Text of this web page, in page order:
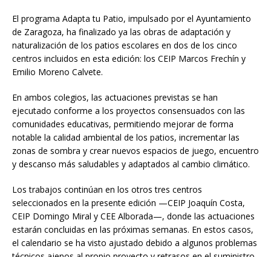
El programa Adapta tu Patio, impulsado por el Ayuntamiento
de Zaragoza, ha finalizado ya las obras de adaptación y
naturalización de los patios escolares en dos de los cinco
centros incluidos en esta edición: los CEIP Marcos Frechín y
Emilio Moreno Calvete.
En ambos colegios, las actuaciones previstas se han
ejecutado conforme a los proyectos consensuados con las
comunidades educativas, permitiendo mejorar de forma
notable la calidad ambiental de los patios, incrementar las
zonas de sombra y crear nuevos espacios de juego, encuentro
y descanso más saludables y adaptados al cambio climático.
Los trabajos continúan en los otros tres centros
seleccionados en la presente edición —CEIP Joaquín Costa,
CEIP Domingo Miral y CEE Alborada—, donde las actuaciones
estarán concluidas en las próximas semanas. En estos casos,
el calendario se ha visto ajustado debido a algunos problemas